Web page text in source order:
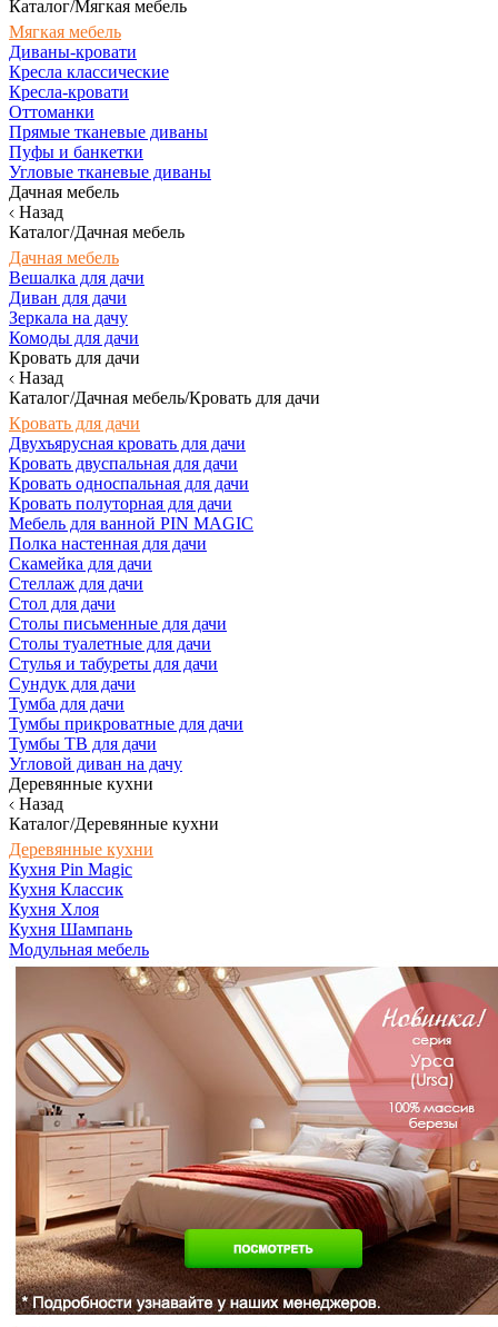
Каталог/Мягкая мебель
Мягкая мебель
Диваны-кровати
Кресла классические
Кресла-кровати
Оттоманки
Прямые тканевые диваны
Пуфы и банкетки
Угловые тканевые диваны
Дачная мебель
Назад
Каталог/Дачная мебель
Дачная мебель
Вешалка для дачи
Диван для дачи
Зеркала на дачу
Комоды для дачи
Кровать для дачи
Назад
Каталог/Дачная мебель/Кровать для дачи
Кровать для дачи
Двухъярусная кровать для дачи
Кровать двуспальная для дачи
Кровать односпальная для дачи
Кровать полуторная для дачи
Мебель для ванной PIN MAGIC
Полка настенная для дачи
Скамейка для дачи
Стеллаж для дачи
Стол для дачи
Столы письменные для дачи
Столы туалетные для дачи
Стулья и табуреты для дачи
Сундук для дачи
Тумба для дачи
Тумбы прикроватные для дачи
Тумбы ТВ для дачи
Угловой диван на дачу
Деревянные кухни
Назад
Каталог/Деревянные кухни
Деревянные кухни
Кухня Pin Magic
Кухня Классик
Кухня Хлоя
Кухня Шампань
Модульная мебель